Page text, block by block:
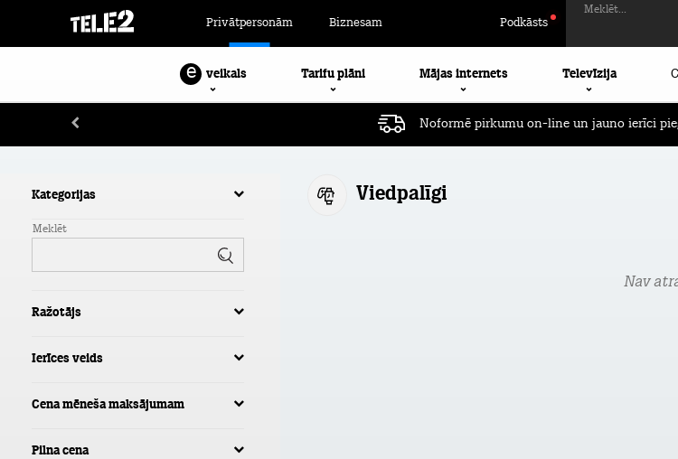
Privātpersonām Biznesam Podkāsts
Meklēt...
e veikals Tarifu plāni Mājas internets Televīzija
Noformē pirkumu on-line un jauno ierīci
Kategorijas
Meklēt
Ražotājs
Ierīces veids
Cena mēneša maksājumam
Pilna cena
Viedpalīgi
Nav